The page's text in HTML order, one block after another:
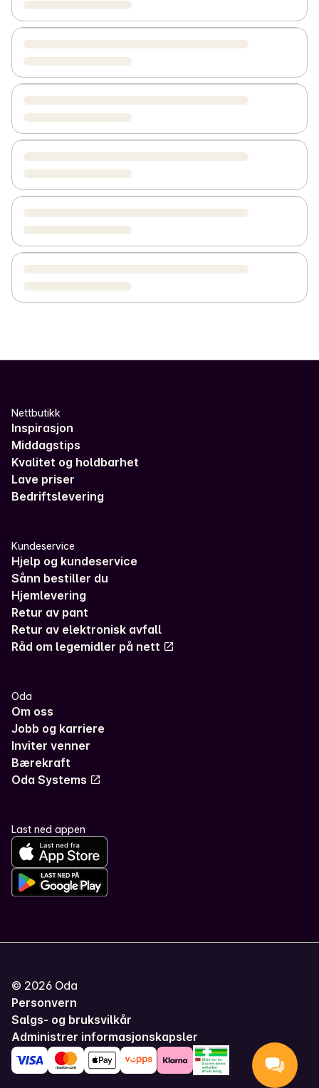
Nettbutikk
Inspirasjon
Middagstips
Kvalitet og holdbarhet
Lave priser
Bedriftslevering
Kundeservice
Hjelp og kundeservice
Sånn bestiller du
Hjemlevering
Retur av pant
Retur av elektronisk avfall
Råd om legemidler på nett
Oda
Om oss
Jobb og karriere
Inviter venner
Bærekraft
Oda Systems
Last ned appen
© 2026 Oda
Personvern
Salgs- og bruksvilkår
Administrer informasjonskapsler